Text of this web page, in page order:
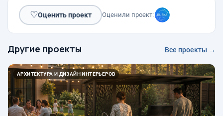
♡Оценить проект Оценили проект:
Другие проекты Все проекты →
АРХИТЕКТУРА И ДИЗАЙН ИНТЕРЬЕРОВ